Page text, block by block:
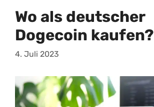
Wo als deutscher
Dogecoin kaufen?
4. Juli 2023